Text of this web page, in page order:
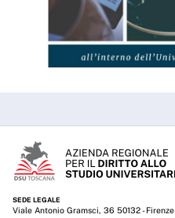
SEDE LEGALE
Viale Antonio Gramsci, 36 50132 - Firenze